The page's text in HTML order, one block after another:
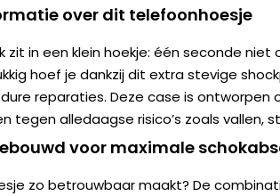
over dit telefoonhoesje
zit in een klein hoekje: één seconde
hoef je dankzij dit extra stevige
reparaties. Deze case is
tegen alledaagse risico’s zoals vallen,
voor maximale
zo betrouwbaar maakt? De